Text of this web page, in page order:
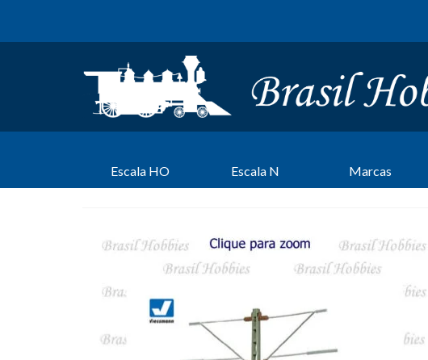
Escala HO Escala N Marcas